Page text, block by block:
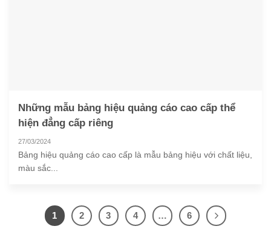
Những mẫu bảng hiệu quảng cáo cao cấp thể
hiện đẳng cấp riêng
27/03/2024
Bảng hiệu quảng cáo cao cấp là mẫu bảng hiệu với chất liệu,
màu sắc...
1 2 3 4 … 6